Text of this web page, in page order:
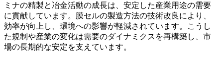
ミナの精製と冶金活動の成長は、安定した産業用途の需要
に貢献しています。膜セルの製造方法の技術改良により、
効率が向上し、環境への影響が軽減されています。こうし
た規制や産業の変化は需要のダイナミクスを再構築し、市
場の長期的な安定を支えています。